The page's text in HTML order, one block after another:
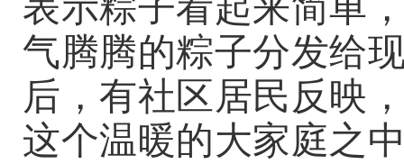
气腾腾的粽子分发给
后，有社区居民反映
这个温暖的大家庭之